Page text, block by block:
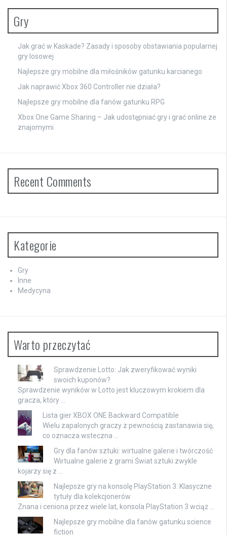
Gry
Jak grać w Kaskade? Zasady i sposoby obstawiania popularnej
gry losowej
Najlepsze gry mobilne dla miłośników gatunku karcianego
Jak naprawić Xbox 360 Controller nie działa?
Najlepsze gry mobilne dla fanów gatunku RPG
Xbox One Game Sharing – Jak udostępniać gry i grać online ze
znajomymi
Recent Comments
Kategorie
Gry
Inne
Medycyna
Warto przeczytać
Sprawdzenie Lotto: Jak zweryfikować wyniki
swoich kuponów?
Sprawdzenie wyników w Lotto jest kluczowym krokiem dla
gracza, który …
Lista gier XBOX ONE Backward Compatible
Wielu zapalonych graczy z pewnością zastanawia się,
co oznacza wsteczna …
Gry dla fanów sztuki: wirtualne galerie i twórczość
Wirtualne galerie z grami Świat sztuki zwykle
kojarzy się z …
Najlepsze gry na konsolę PlayStation 3: Klasyczne
tytuły dla kolekcjonerów
Znana i ceniona przez wiele lat, konsola PlayStation 3 wciąż …
Najlepsze gry mobilne dla fanów gatunku science
fiction